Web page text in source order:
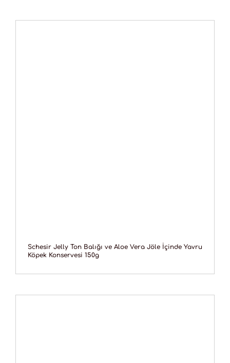
Schesir Jelly Ton Balığı ve Aloe Vera Jöle İçinde Yavru
Köpek Konservesi 150g